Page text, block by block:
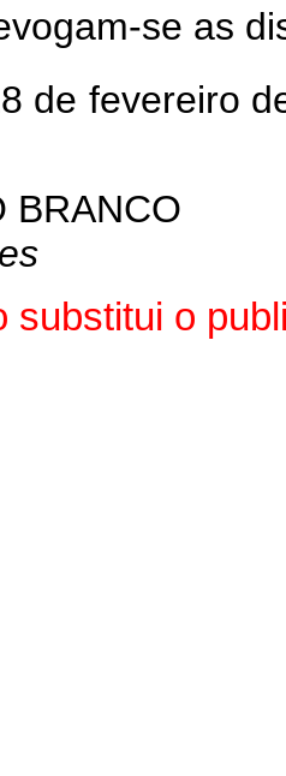
se as
de fevereiro
BRANCO
substitui o